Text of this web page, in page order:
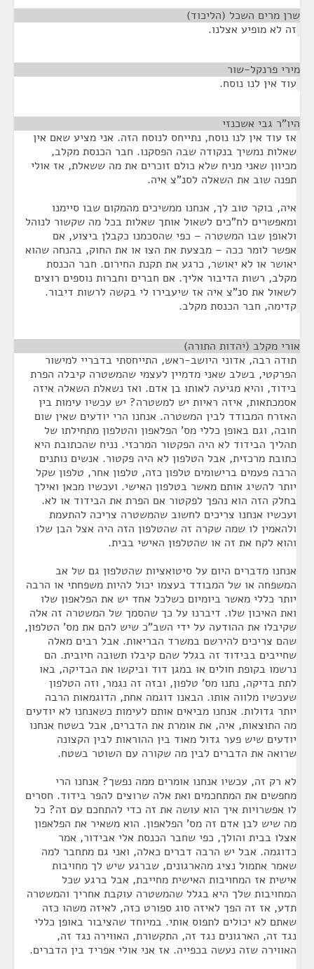
שרן מרים השכל (הליכוד)
זה לא מופיע אצלנו.
מירי פרנקל-שור
עוד אין לנו נוסח.
היו"ר גבי אשכנזי
אז עוד אין לנו נוסח, נתייחס לנוסח הזה. אני מציע שאם אין
שאלות נמשיך בנקודה שבה הפסקנו. חבר הכנסת מקלב,
מכיוון שאני מניח שלא כולם זוכרים את מה ששאלת, אז אולי
תפנה שוב את השאלה לסנ"צ איה.
איה, בוקר טוב לך, אנחנו ממשיכים מהמקום שבו סיימנו
ומאפשרים לח"כים לשאול אותך שאלות בכל מה שקשור לנוהל
ולאופן שבו המשטרה – כפי שהסכמנו כקבלן ביצוע, אם
אפשר לומר ככה – מבצעת את הצו או את החוק, בהנחה שהוא
יאושר או לא יאושר, כרגע את תקנת החירום. חבר הכנסת
מקלב, רשות הדיבור אליך. אם חברים וחברות נוספים רוצים
לשאול את סנ"צ איה אז שיעבירו לי בקשה לרשות דיבור.
קדימה, חבר הכנסת מקלב.
אורי מקלב (יהדות התורה)
תודה רבה, אדוני היושב-ראש, התייחסתי בדבריי למישור
הפרקטי, בשלב שאני מדמיין לעצמי שהמשטרה קיבלה הפרת
בידוד, והיא מגיעה לאותו בן אדם. ואז נשאלת השאלה איזה
אסמכתאות, איזה ראיות יש למשטרה? יש עכשיו עימות בין
האזרח המבודד לבין המשטרה. אנחנו הרי יודעים שאין שום
חובה, וגם באופן כללי מס' הפלאפון והטלפון מתחילתו של
תהליך הבידוד לא היה הפקטור המרכזי. נניח שהכתובת היא
כתובת מרכזית, אבל הטלפון לא היה פקטור. אנשים נותנים
הרבה פעמים ברישומים טלפון כזה, טלפון אחר, טלפון שקל
יותר להשיג אותם מאשר בטלפון האישי. ועכשיו מכאן ואילך
בחלק הזה הוא נהפך לפקטור אם הפרת את הבידוד או לא.
ועכשיו אנחנו צריכים לחשוב שהמשטרה צריכה להתעמת
ולהאמין לו שמה שקרה זה שהטלפון הזה היה אצל הבן שלו
והוא לקח את זה או שהטלפון האישי בבית.
אנחנו מדברים היום על סיטואציות שהטלפון גם של אב
המשפחה או של המבודד בעצמו יכול להיות משפחתי או הרבה
יותר כללי מאשר ביומיום כשלכל אחד יש את הפלאפון שלו
ואת האיכון שלו. דיברנו על כך שהסמך של המשטרה זה אלה
שקיבלו את ההודעה על ידי השב"כ שיש להם את מס' הטלפון,
שהם צריכים להירשם במשרד הבריאות. אבל רבים מאלה
שחייבים בבידוד זה בגלל שהם קיבלו תשובה חיובית. הם
נרשמו בקופת חולים או במגן דוד וביקשו את הבדיקה, באו
לתת בדיקה, נתנו מס' טלפון, ובזה זה נגמר, וזה הטלפון
שעכשיו מלווה אותו. הבאנו דוגמה אחת, הדוגמאות הרבה
יותר גדולות. אנחנו מביאים אותם לעימות כשאנחנו לא יודעים
מה התוצאות, איה, את אומרת את הדברים, אבל בשטח אנחנו
יודעים שיש פער גדול מאוד בין ההוראות לבין הקצונה
שרואה את הדברים לבין מה שקורה עם השוטר בשטח.
לא רק זה, עכשיו אנחנו אומרים ממה נפשך? אנחנו הרי
מחפשים את המתחכמים ואת אלה שרוצים להפר בידוד. חסרים
לו אפשרויות איך הוא עושה את זה כדי להתחכם עם זה? כל
מה שיש לבן אדם זה מס' הפלאפון. הוא משאיר את הפלאפון
אצלו בבית והולך, כפי שחבר הכנסת אלי אבידור, אמר
כדוגמה. אבל יש הרבה דברים כאלה, ואני גם מתחבר למה
שאמר אתמול נציג מהארגונים, שברגע שיש לך מחויבות
אישית אז המחויבות האישית מחייבת, אבל ברגע שכל
המחויבות שלך היא בגלל שהמשטרה עוקבת אחריך והמשטרה
תדע, אז זה הפך לאיזה סוג ספורט כזה, לאיזה משהו כזה
שאתם לא יכולים לתפוס אותי. במיוחד שהציבור באופן כללי
נגד זה, הארגונים נגד זה, התקשורת, האווירה נגד זה,
האווירה שזה נעשה בכפייה. אז אני אולי אפריד בין הדברים.